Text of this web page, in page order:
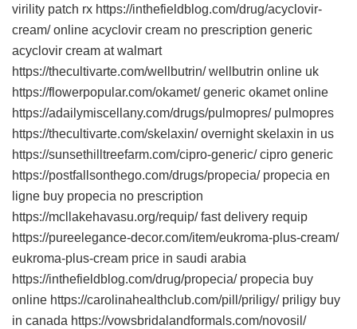
virility patch rx https://inthefieldblog.com/drug/acyclovir-
cream/ online acyclovir cream no prescription generic
acyclovir cream at walmart
https://thecultivarte.com/wellbutrin/ wellbutrin online uk
https://flowerpopular.com/okamet/ generic okamet online
https://adailymiscellany.com/drugs/pulmopres/ pulmopres
https://thecultivarte.com/skelaxin/ overnight skelaxin in us
https://sunsethilltreefarm.com/cipro-generic/ cipro generic
https://postfallsonthego.com/drugs/propecia/ propecia en
ligne buy propecia no prescription
https://mcllakehavasu.org/requip/ fast delivery requip
https://pureelegance-decor.com/item/eukroma-plus-cream/
eukroma-plus-cream price in saudi arabia
https://inthefieldblog.com/drug/propecia/ propecia buy
online https://carolinahealthclub.com/pill/priligy/ priligy buy
in canada https://vowsbridalandformals.com/novosil/